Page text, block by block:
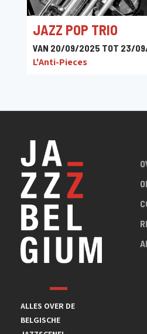
JAZZ POP TRIO
VAN 20/09/2025 TOT 23/
L'Anti-Pieces
ALLES OVER DE
BELGISCHE